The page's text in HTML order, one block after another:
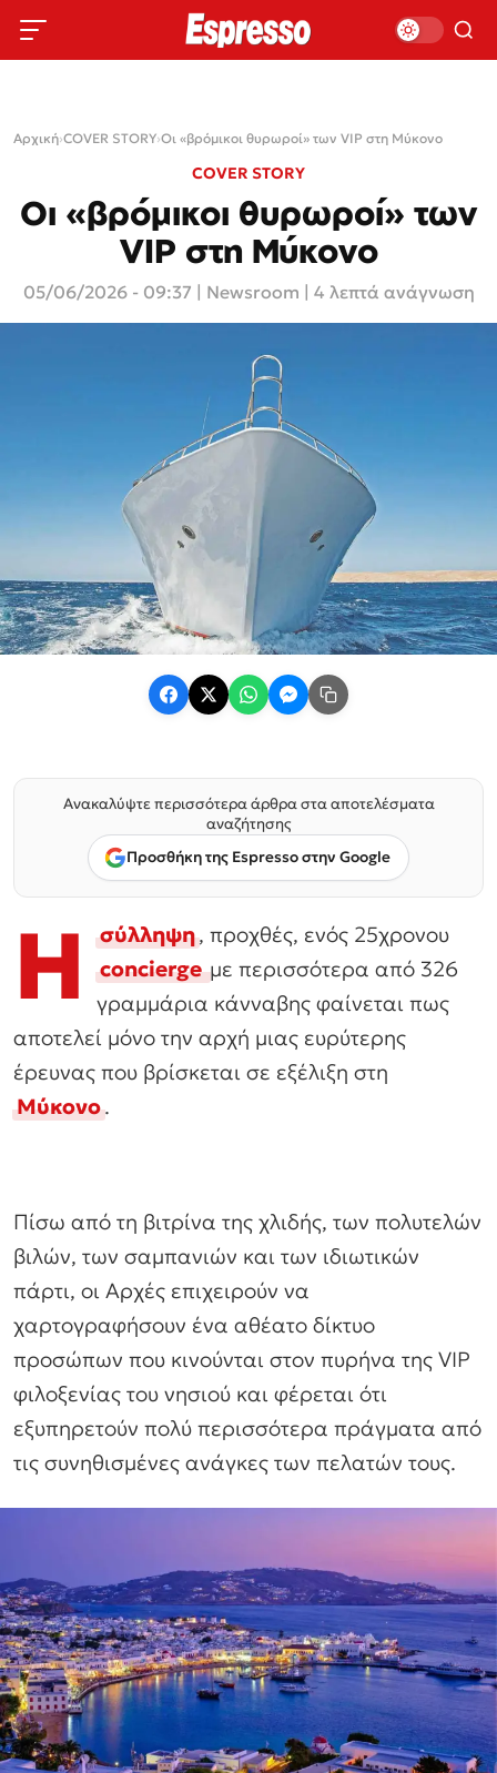
Αρχική›COVER STORY›Οι «βρόμικοι θυρωροί» των VIP στη Μύκονο
COVER STORY
Οι «βρόμικοι θυρωροί» των
VIP στη Μύκονο
05/06/2026 - 09:37 Newsroom | 4 λεπτά ανάγνωση
Ανακαλύψτε περισσότερα άρθρα στα αποτελέσματα
αναζήτησης
Προσθήκη της Espresso στην Google
Η σύλληψη, προχθές, ενός 25χρονου
concierge με περισσότερα από 326
γραμμάρια κάνναβης φαίνεται πως
αποτελεί μόνο την αρχή μιας ευρύτερης
έρευνας που βρίσκεται σε εξέλιξη στη
Μύκονο.
Πίσω από τη βιτρίνα της χλιδής, των πολυτελών
βιλών, των σαμπανιών και των ιδιωτικών
πάρτι, οι Αρχές επιχειρούν να
χαρτογραφήσουν ένα αθέατο δίκτυο
προσώπων που κινούνται στον πυρήνα της VIP
φιλοξενίας του νησιού και φέρεται ότι
εξυπηρετούν πολύ περισσότερα πράγματα από
τις συνηθισμένες ανάγκες των πελατών τους.